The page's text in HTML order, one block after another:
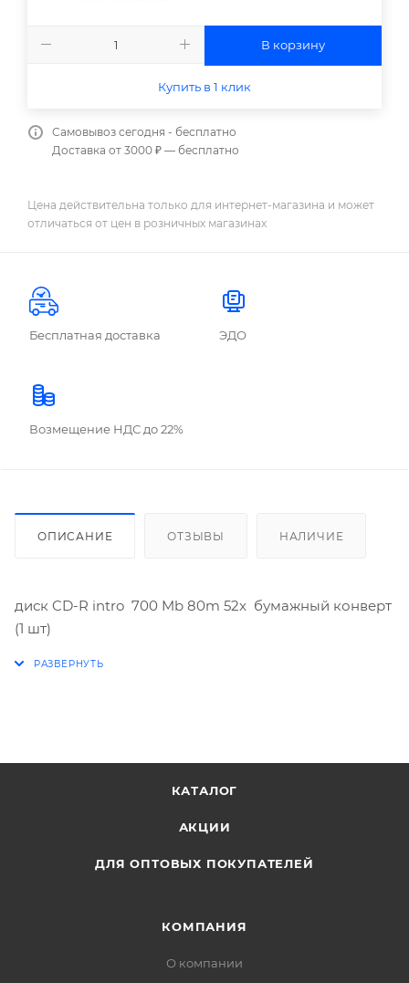
В корзину
Купить в 1 клик
Самовывоз сегодня - бесплатно
Доставка от 3000 ₽ — бесплатно
Цена действительна только для интернет-магазина и может
отличаться от цен в розничных магазинах
Бесплатная доставка ЭДО
Возмещение НДС до 22%
ОПИСАНИЕ ОТЗЫВЫ НАЛИЧИЕ
диск CD-R intro 700 Mb 80m 52x бумажный конверт
(1 шт)
КАТАЛОГ
АКЦИИ
ДЛЯ ОПТОВЫХ ПОКУПАТЕЛЕЙ
КОМПАНИЯ
О компании